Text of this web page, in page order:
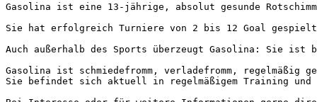
Gasolina ist eine 13-jährige, absolut gesunde
Sie hat erfolgreich Turniere von 2 bis 12 Goal
Auch außerhalb des Sports überzeugt Gasolina: Sie
Gasolina ist schmiedefromm, verladefromm, regelmäßig
Sie befindet sich aktuell in regelmäßigem Training